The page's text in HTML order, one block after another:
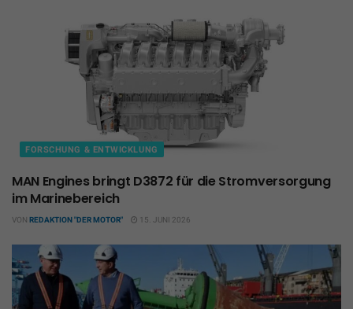
FORSCHUNG & ENTWICKLUNG
MAN Engines bringt D3872 für die Stromversorgung
im Marinebereich
VON REDAKTION "DER MOTOR" 15. JUNI 2026